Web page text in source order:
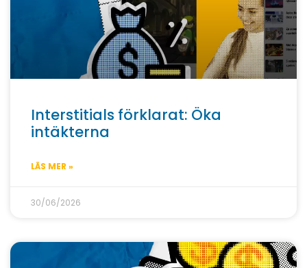
Interstitials förklarat: Öka
intäkterna
LÄS MER »
30/06/2026